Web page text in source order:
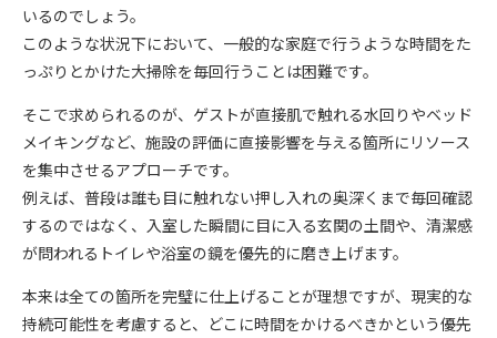
いるのでしょう。
このような状況下において、一般的な家庭で行うような時間をた
っぷりとかけた大掃除を毎回行うことは困難です。
そこで求められるのが、ゲストが直接肌で触れる水回りやベッド
メイキングなど、施設の評価に直接影響を与える箇所にリソース
を集中させるアプローチです。
例えば、普段は誰も目に触れない押し入れの奥深くまで毎回確認
するのではなく、入室した瞬間に目に入る玄関の土間や、清潔感
が問われるトイレや浴室の鏡を優先的に磨き上げます。
本来は全ての箇所を完璧に仕上げることが理想ですが、現実的な
持続可能性を考慮すると、どこに時間をかけるべきかという優先